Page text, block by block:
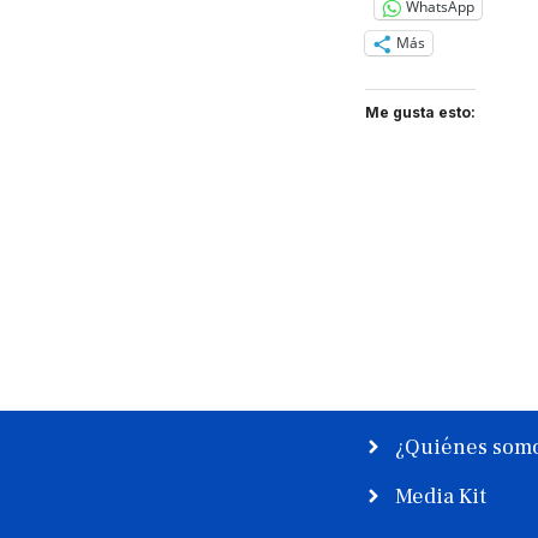
WhatsApp
Más
Me gusta esto:
¿Quiénes
Media Kit